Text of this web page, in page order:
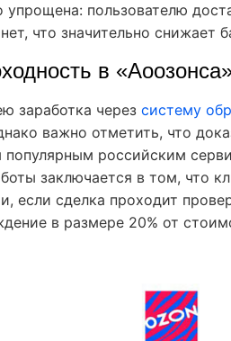
пользователю
что значительно снижает
в
заработка через систему
важно отметить, что
популярным российским
заключается в том, что
если сделка проходит
в размере 20% от